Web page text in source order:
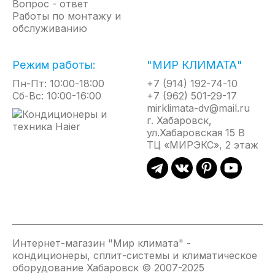
реального времени и подсветкой
Антикоррозийное покрытие Blue Fin
Автоочистка
Горячий старт
Авторестарт
Таймер 24 часа
Турбо режим
*Управление осуществляется с помощью
Вопрос - ответ
Работы по монтажу и
обслуживанию
Режим работы:
Пн-Пт: 10:00-18:00
Сб-Вс: 10:00-16:00
"МИР КЛИМАТА"
+7 (914) 192-74-10
+7 (962) 501-29-17
mirklimata-dv@mail.ru
г. Хабаровск,
ул.Хабаровская 15 В
ТЦ «МИРЭКС», 2 этаж
Интернет-магазин "Мир климата" -
кондиционеры, сплит-системы и климатическое
оборудование Хабаровск © 2007-2025